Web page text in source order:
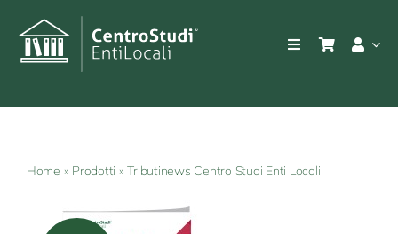
contenuto
Toggle
Consulenza e servizi
Home » Prodotti »Tributinews Centro Studi Enti Locali